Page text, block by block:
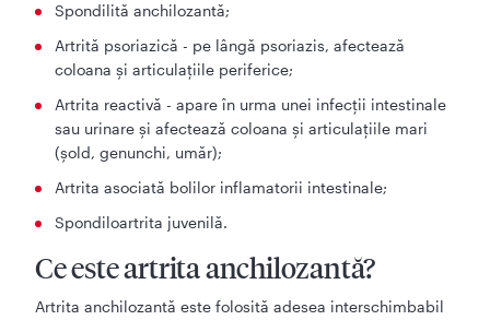
Spondilită anchilozantă;
Artrită psoriazică - pe lângă psoriazis, afectează
coloana și articulațiile periferice;
Artrita reactivă - apare în urma unei infecții intestinale
sau urinare și afectează coloana și articulațiile mari
(șold, genunchi, umăr);
Artrita asociată bolilor inflamatorii intestinale;
Spondiloartrita juvenilă.
Ce este artrita anchilozantă?
Artrita anchilozantă este folosită adesea interschimbabil